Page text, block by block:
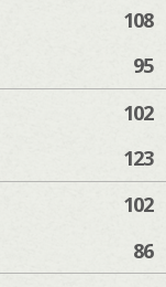
108
95
102
123
102
86